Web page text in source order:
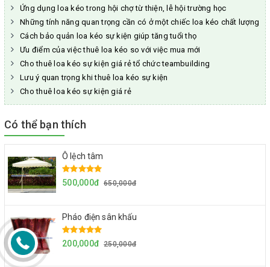
Ứng dụng loa kéo trong hội chợ từ thiện, lễ hội trường học
Những tính năng quan trọng cần có ở một chiếc loa kéo chất lượng
Cách bảo quản loa kéo sự kiện giúp tăng tuổi thọ
Ưu điểm của việc thuê loa kéo so với việc mua mới
Cho thuê loa kéo sự kiện giá rẻ tổ chức teambuilding
Lưu ý quan trọng khi thuê loa kéo sự kiện
Cho thuê loa kéo sự kiện giá rẻ
Có thể bạn thích
Ô lệch tâm
500,000đ 650,000đ
Pháo điện sân khấu
200,000đ 250,000đ